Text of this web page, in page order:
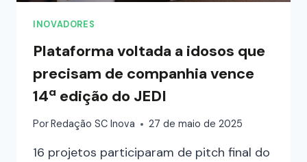
INOVADORES
Plataforma voltada a idosos que
precisam de companhia vence
14ª edição do JEDI
Por Redação SC Inova 27 de maio de 2025
16 projetos participaram de pitch final do